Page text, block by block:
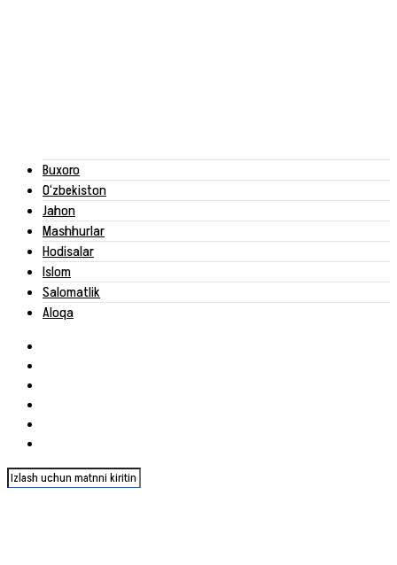
Buxoro
O‘zbekiston
Jahon
Mashhurlar
Hodisalar
Islom
Salomatlik
Aloqa